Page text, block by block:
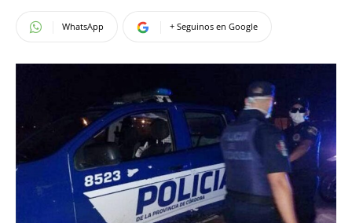
WhatsApp + Seguinos en Google